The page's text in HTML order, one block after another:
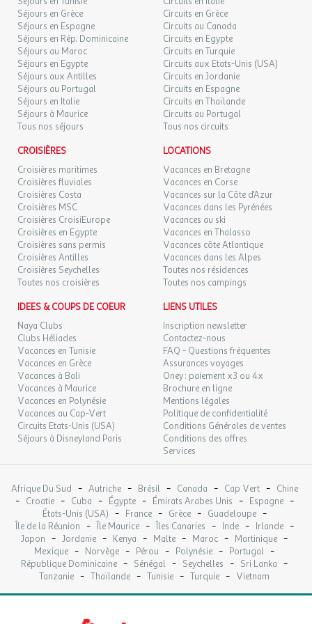
Prix : Payant
Santé et Bien-être
Établissements de bien-être/spa
Centre de remise en forme
Distance : 1km
Emplacement : En dehors de l'établissement
Etablissement
Les atouts de l'Établissement
Point fort 1 : Piscine extérieure chauffée
Point fort 2 : Parking couvert
Point fort 3 : Cure thermale à proximité
Autres informations
Nombre d'hébergement : 43 hébergements
Services
Divers
Connexion wifi : Wifi uniquement dans le bâtiment
principal
Laverie : Payante
Infos supplémentaires services : Wifi payant dans les
logements
Commerces & Restauration
Commerces
Boulangerie
Distance : 1km
Emplacement : En dehors de l'établissement
Marché
Distance : 1km
Emplacement : En dehors de l'établissement
Situation
Comment s'y rendre
MAR.
03
NOV.
88 €
Retour le
04/11/2026
MER.
04
NOV.
88 €
Retour le
05/11/2026
JEU.
05
NOV.
88 €
Retour le
06
NOV.
88 €
07/11/2026
SAM.
07
NOV.
94 €
Retour le
DIM.
08
NOV.
88 €
Retour le
09/11/2026
LUN.
09
NOV.
88 €/hébergement
MAR.
10
NOV.
88 €
Retour le
11/11/2026
Séjours en Grèce
Séjours en Espagne
Séjours en Rép. Dominicaine
Séjours au Maroc
Séjours en Egypte
Séjours aux Antilles
Séjours au Portugal
Séjours en Italie
Séjours à Maurice
Tous nos séjours
Circuits en Grèce
Circuits au Canada
Circuits en Egypte
Circuits en Turquie
Circuits aux Etats-Unis (USA)
Circuits en Jordanie
Circuits en Espagne
Circuits en Thaïlande
Circuits au Portugal
Tous nos circuits
CROISIÈRES
Croisières maritimes
Croisières fluviales
Croisières Costa
Croisières MSC
Croisières CroisiEurope
Croisières en Egypte
Croisières sans permis
Croisières Antilles
Croisières Seychelles
Toutes nos croisières
LOCATIONS
Vacances en Bretagne
Vacances en Corse
Vacances sur la Côte d'Azur
Vacances dans les Pyrénées
Vacances au ski
Vacances en Thalasso
Vacances côte Atlantique
Vacances dans les Alpes
Toutes nos résidences
Toutes nos campings
IDEES & COUPS DE COEUR
Naya Clubs
Clubs Héliades
Vacances en Tunisie
Vacances en Grèce
Vacances à Bali
Vacances à Maurice
Vacances en Polynésie
Vacances au Cap-Vert
Circuits Etats-Unis (USA)
Séjours à Disneyland Paris
LIENS UTILES
Inscription newsletter
Contactez-nous
FAQ - Questions fréquentes
Assurances voyages
Oney : paiement x3 ou 4x
Brochure en ligne
Mentions légales
Politique de confidentialité
Conditions Générales de ventes
Conditions des offres
Services
Afrique Du Sud - Autriche - Brésil - Canada - Cap Vert - Chine
- Croatie - Cuba - Égypte - Émirats Arabes Unis - Espagne -
États-Unis (USA) - France - Grèce - Guadeloupe -
Île de la Réunion - Île Maurice - Îles Canaries - Inde - Irlande -
Japon - Jordanie - Kenya - Malte - Maroc - Martinique -
Mexique - Norvège - Pérou - Polynésie - Portugal -
République Dominicaine - Sénégal - Seychelles - Sri Lanka -
Tanzanie - Thaïlande - Tunisie - Turquie - Vietnam